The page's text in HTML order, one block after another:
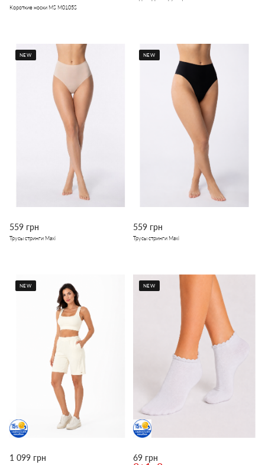
Короткие носки MS M0105S
NEW
559 грн
Трусы стринги Maxi
NEW
559 грн
Трусы стринги Maxi
NEW
1 099 грн
NEW
69 грн